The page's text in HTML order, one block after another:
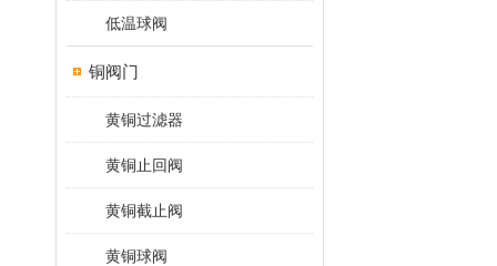
低温球阀
铜阀门
黄铜过滤器
黄铜止回阀
黄铜截止阀
黄铜球阀